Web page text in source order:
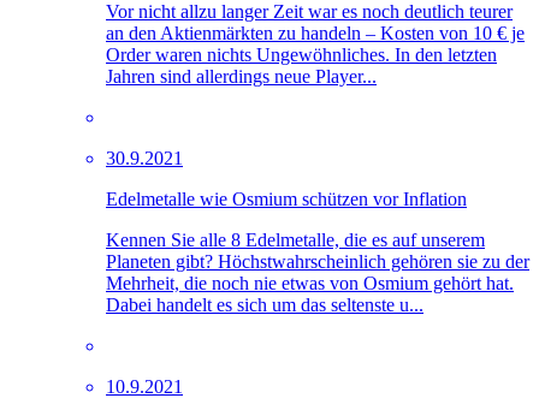
Vor nicht allzu langer Zeit war es noch deutlich teurer
an den Aktienmärkten zu handeln – Kosten von 10 € je
Order waren nichts Ungewöhnliches. In den letzten
Jahren sind allerdings neue Player...
30.9.2021
Edelmetalle wie Osmium schützen vor Inflation
Kennen Sie alle 8 Edelmetalle, die es auf unserem
Planeten gibt? Höchstwahrscheinlich gehören sie zu der
Mehrheit, die noch nie etwas von Osmium gehört hat.
Dabei handelt es sich um das seltenste u...
10.9.2021